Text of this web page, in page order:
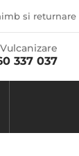
si returnare
Vulcanizare
337 037